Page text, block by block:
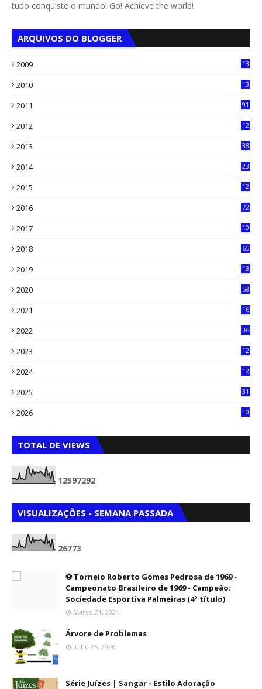
tudo conquiste o mundo! Go! Achieve the world!
ARQUIVOS DO BLOGGER
2009
13
2010
13
2011 91
2012
12
2013
38
2014
23
2015
12
2016
72
2017 10
2018 65
2019
13
2020
58
2021
16
2022
36
2023
12
2024
12
2025
31
2026
10
TOTAL DE VIEWS
12597292
VISUALIZAÇÕES - SEMANA PASSADA
26773
⚽ Torneio Roberto Gomes Pedrosa de 1969 -
Campeonato Brasileiro de 1969 - Campeão:
Sociedade Esportiva Palmeiras (4º título)
Março 21, 2021
Árvore de Problemas
Julho 23, 2026
Série Juízes | Sangar - Estilo Adoração